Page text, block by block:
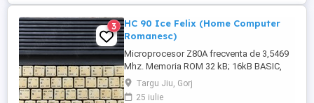
3
HC 90 Ice Felix (Home Computer
Romanesc)
Microprocesor Z80A frecventa de 3,5469
Mhz. Memoria ROM 32 kB; 16kB BASIC,
16kB CP M BIOS. Memoria RAM 64 kB. HC
90 funcționează cu limbajul BASIC
Targu Jiu, Gorj
25 iulie